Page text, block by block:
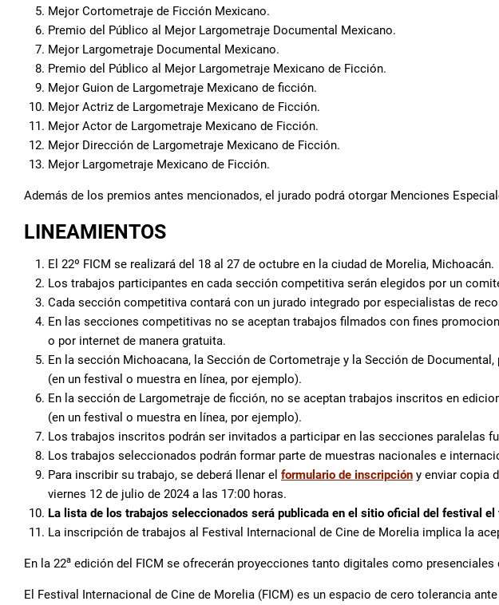
Mejor Cortometraje de Ficción Mexicano.
Premio del Público al Mejor Largometraje Documental Mexicano.
Mejor Largometraje Documental Mexicano.
Premio del Público al Mejor Largometraje Mexicano de Ficción.
Mejor Guion de Largometraje Mexicano de ficción.
Mejor Actriz de Largometraje Mexicano de Ficción.
Mejor Actor de Largometraje Mexicano de Ficción.
Mejor Dirección de Largometraje Mexicano de Ficción.
Mejor Largometraje Mexicano de Ficción.
Además de los premios antes mencionados, el jurado podrá otorgar Menciones
LINEAMIENTOS
El 22º FICM se realizará del 18 al 27 de octubre en la ciudad de Morelia, Michoacán.
Los trabajos participantes en cada sección competitiva serán elegidos por un
Cada sección competitiva contará con un jurado integrado por especialistas de
En las secciones competitivas no se aceptan trabajos filmados con fines
o por internet de manera gratuita.
En la sección Michoacana, la Sección de Cortometraje y la Sección de
(en un festival o muestra en línea, por ejemplo).
En la sección de Largometraje de ficción, no se aceptan trabajos inscritos en
(en un festival o muestra en línea, por ejemplo).
Los trabajos inscritos podrán ser invitados a participar en las secciones paralelas
Los trabajos seleccionados podrán formar parte de muestras nacionales e
Para inscribir su trabajo, se deberá llenar el formulario de inscripción y enviar copia
viernes 12 de julio de 2024 a las 17:00 horas.
La lista de los trabajos seleccionados será publicada en el sitio oficial del festival
La inscripción de trabajos al Festival Internacional de Cine de Morelia implica la
En la 22a edición del FICM se ofrecerán proyecciones tanto digitales como
El Festival Internacional de Cine de Morelia (FICM) es un espacio de cero tolerancia